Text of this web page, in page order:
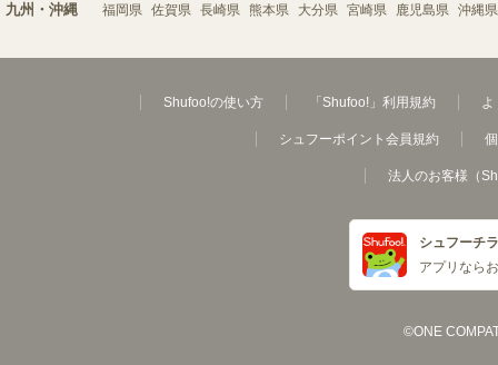
九州・沖縄 福岡県 佐賀県 長崎県 熊本県 大分県 宮崎県 鹿児島県 沖縄県
Shufoo!の使い方 「Shufoo!」利用規約 よ
シュフーポイント会員規約
法人のお客様（
シュフーチ
アプリなら
©ONE